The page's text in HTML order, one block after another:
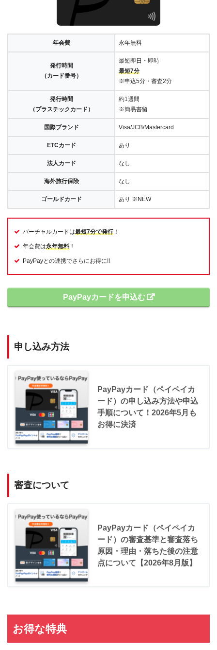
年会費 永年無料
発行時間
（カード番号）
最短即日・即時
最短7分
※申込5分・審査2分
発行時間
（プラスチックカード）
約1週間
※簡易書留
国際ブランド Visa/JCB/Mastercard
ETCカード あり
法人カード なし
海外旅行保険 なし
ゴールドカード あり ※NEW
バーチャルカードは最短7分で発行！
年会費は永年無料 ！
PayPayとの連携でさらにお得に!!
PayPayカードを申込む
申し込み方法
PayPayカード（ペイペイカ
ード）の申し込み方法や申込
手順について！2026年5月も
お得に決済
審査について
PayPayカード（ペイペイカ
ード）の審査基準と審査落ち
原因・理由・落ちた後の注意
点について【2026年8月版】
お得な特典